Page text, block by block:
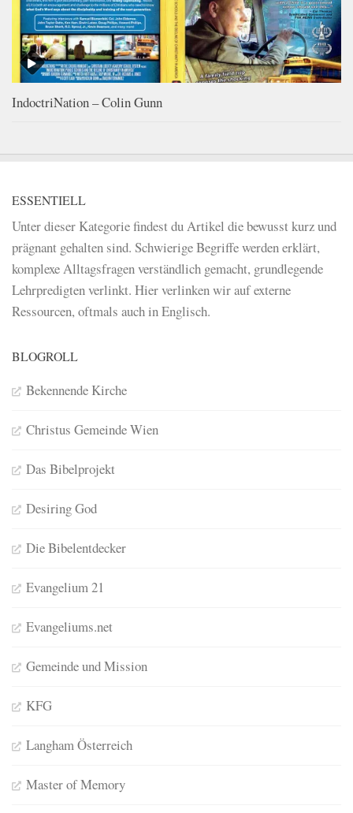
IndoctriNation – Colin Gunn
ESSENTIELL
Unter dieser Kategorie findest du Artikel die bewusst kurz und
prägnant gehalten sind. Schwierige Begriffe werden erklärt,
komplexe Alltagsfragen verständlich gemacht, grundlegende
Lehrpredigten verlinkt. Hier verlinken wir auf externe
Ressourcen, oftmals auch in Englisch.
BLOGROLL
Bekennende Kirche
Christus Gemeinde Wien
Das Bibelprojekt
Desiring God
Die Bibelentdecker
Evangelium 21
Evangeliums.net
Gemeinde und Mission
KFG
Langham Österreich
Master of Memory